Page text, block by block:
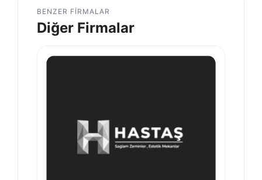
BENZER FIRMALAR
Diğer Firmalar